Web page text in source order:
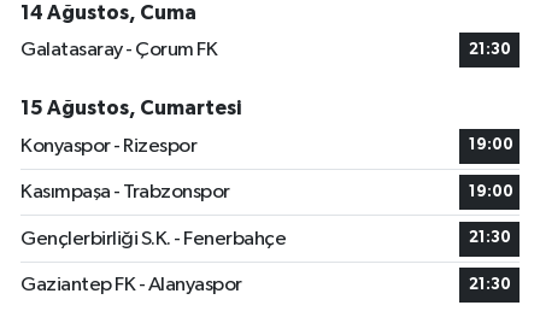
14 Ağustos, Cuma
Galatasaray - Çorum FK
21:30
15 Ağustos, Cumartesi
Konyaspor - Rizespor
19:00
Kasımpaşa - Trabzonspor 19:00
Gençlerbirliği S.K. - Fenerbahçe 21:30
Gaziantep FK - Alanyaspor 21:30